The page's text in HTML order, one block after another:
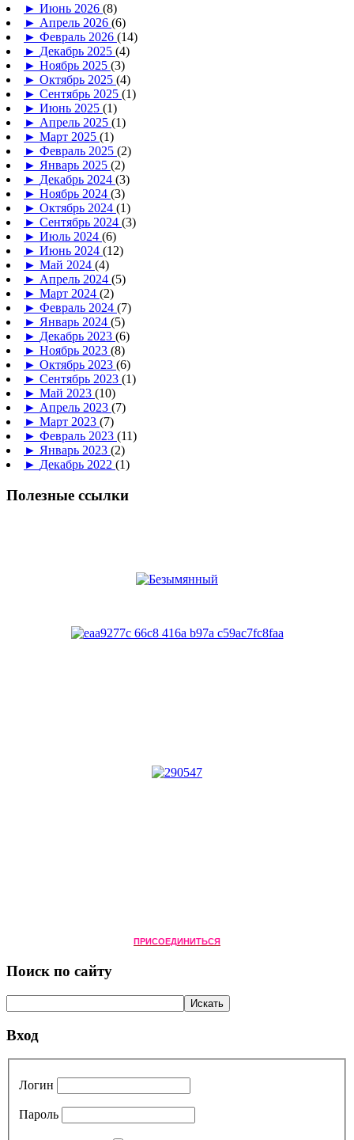
► Июнь 2026 (8)
► Апрель 2026 (6)
► Февраль 2026 (14)
► Декабрь 2025 (4)
► Ноябрь 2025 (3)
► Октябрь 2025 (4)
► Сентябрь 2025 (1)
► Июнь 2025 (1)
► Апрель 2025 (1)
► Март 2025 (1)
► Февраль 2025 (2)
► Январь 2025 (2)
► Декабрь 2024 (3)
► Ноябрь 2024 (3)
► Октябрь 2024 (1)
► Сентябрь 2024 (3)
► Июль 2024 (6)
► Июнь 2024 (12)
► Май 2024 (4)
► Апрель 2024 (5)
► Март 2024 (2)
► Февраль 2024 (7)
► Январь 2024 (5)
► Декабрь 2023 (6)
► Ноябрь 2023 (8)
► Октябрь 2023 (6)
► Сентябрь 2023 (1)
► Май 2023 (10)
► Апрель 2023 (7)
► Март 2023 (7)
► Февраль 2023 (11)
► Январь 2023 (2)
► Декабрь 2022 (1)
Полезные ссылки
ПРИСОЕДИНИТЬСЯ
Поиск по сайту
Вход
Логин
Пароль